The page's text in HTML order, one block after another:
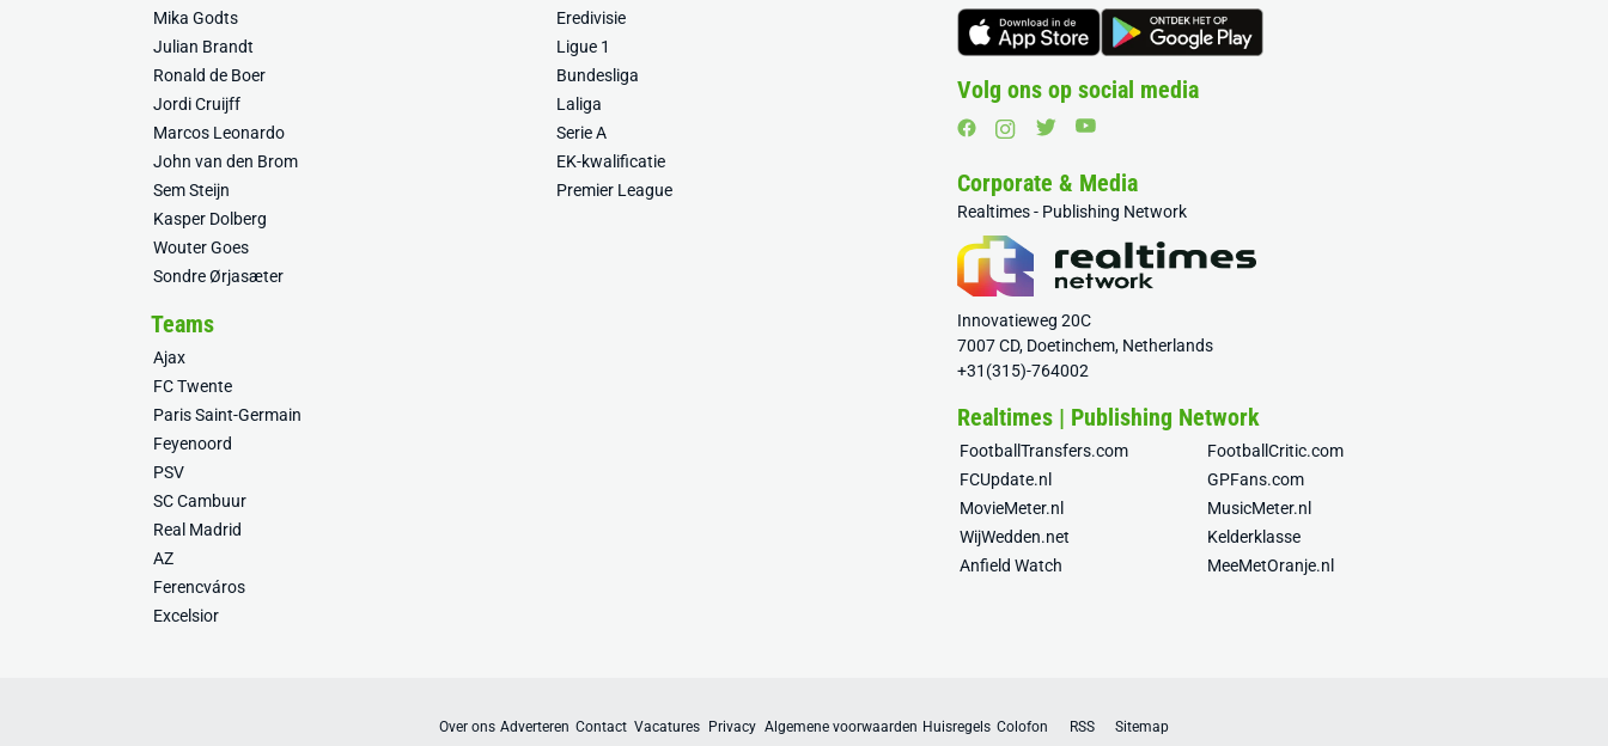
Mika Godts
Julian Brandt
Ronald de Boer
Jordi Cruijff
Marcos Leonardo
John van den Brom
Sem Steijn
Kasper Dolberg
Wouter Goes
Sondre Ørjasæter
Eredivisie
Ligue 1
Bundesliga
Laliga
Serie A
EK-kwalificatie
Premier League
Teams
Ajax
FC Twente
Paris Saint-Germain
Feyenoord
PSV
SC Cambuur
Real Madrid
AZ
Ferencváros
Excelsior
Volg ons op social media
Corporate & Media
Realtimes - Publishing Network
Innovatieweg 20C
7007 CD, Doetinchem, Netherlands
+31(315)-764002
Realtimes | Publishing Network
FootballTransfers.com
FootballCritic.com
FCUpdate.nl
GPFans.com
MovieMeter.nl
MusicMeter.nl
WijWedden.net
Kelderklasse
Anfield Watch
MeeMetOranje.nl
Over ons Adverteren Contact Vacatures Privacy Algemene voorwaarden Huisregels Colofon RSS Sitemap